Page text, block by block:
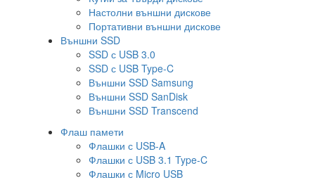
Настолни външни дискове
Портативни външни дискове
Външни SSD
SSD с USB 3.0
SSD с USB Type-C
Външни SSD Samsung
Външни SSD SanDisk
Външни SSD Transcend
Флаш памети
Флашки с USB-A
Флашки с USB 3.1 Type-C
Флашки с Micro USB